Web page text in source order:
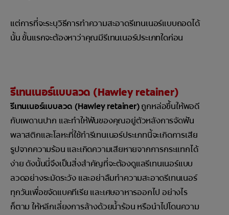
แต่การที่จะระบุวิธีการทำความสะอาดรีเทนเนอร์แบบถอดได้
นั้น ขั้นแรกจะต้องหาว่าคุณมีรีเทนเนอร์ประเภทใดก่อน
รีเทนเนอร์แบบลวด (Hawley retainer)
รีเทนเนอร์แบบลวด (Hawley retainer)ถูกหล่อขึ้นให้พอดี
กับเพดานปาก และทำให้ฟันของคุณอยู่ตัวหลังการจัดฟัน
พลาสติกและโลหะที่ใช้ทำรีเทนเนอร์ประเภทนี้จะเกิดการเสีย
รูปจากความร้อน และเกิดความเสียหายจากการกระแทกได้
ง่าย ดังนั้นนี่จึงเป็นสิ่งสำคัญที่จะต้องดูแลรีเทนเนอร์แบบ
ลวดอย่างระมัดระวัง และอย่าลืมทำความสะอาดรีเทนเนอร์
ทุกวันเพื่อขจัดแบคทีเรีย และเศษอาหารออกไป อย่างไร
ก็ตาม ให้หลีกเลี่ยงการล้างด้วยน้ำร้อน หรือนำไปโดนความ